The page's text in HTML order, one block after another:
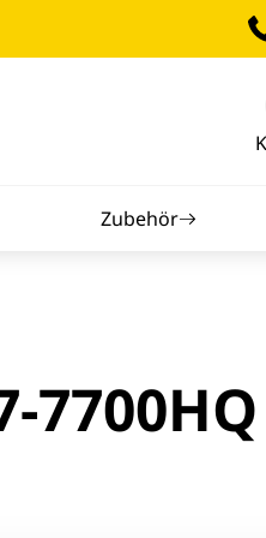
Zubehör